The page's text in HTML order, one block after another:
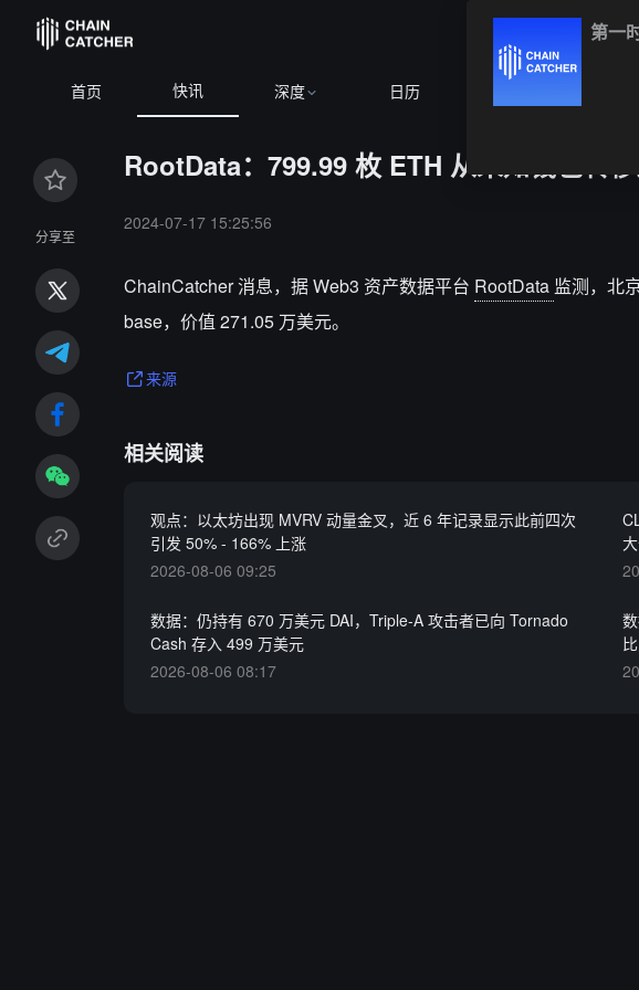
首页 快讯 深度 日历
分享至
RootData：799.99 枚 ETH 从未知钱包转
2024-07-17 15:25:56
ChainCatcher 消息，据 Web3 资产数据平台 RootData 监测，北
base，价值 271.05 万美元。
来源
相关阅读
观点：以太坊出现 MVRV 动量金叉，近 6 年记录显示此前四次
引发 50% - 166% 上涨
2026-08-06 09:25
数据：仍持有 670 万美元 DAI，Triple-A 攻击者已向 Tornado
Cash 存入 499 万美元
2026-08-06 08:17
第一